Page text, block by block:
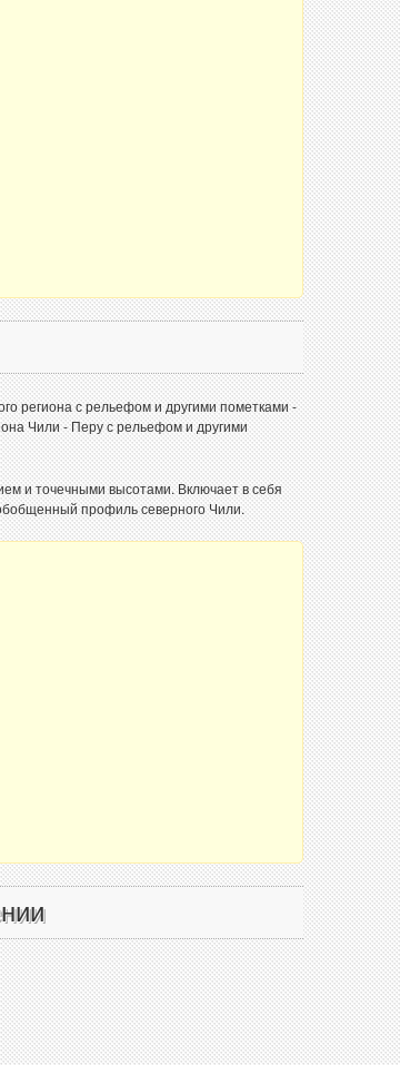
региона с рельефом и другими пометками -
Чили - Перу с рельефом и другими
и точечными высотами. Включает в себя
профиль северного Чили.